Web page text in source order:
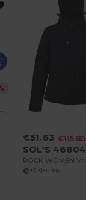
NORTH VROUW Dames Fleecejack Met Rits
€51.63 €115.85
SOL'S 46804
+3 Kleuren